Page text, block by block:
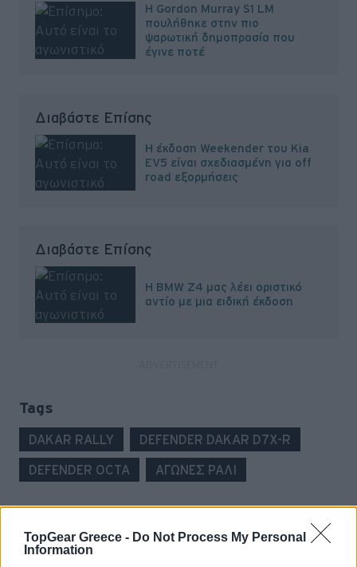
TopGear Greece - Do Not Process My Personal
Information
Η Gordon Murray S1 LM
πουλήθηκε στην πιο
ψαρωτική δημοπρασία που
έγινε ποτέ
Διαβάστε Επίσης
H έκδοση Weekender του Kia
EV5 είναι σχεδιασμένη για off
road εξορμήσεις
Διαβάστε Επίσης
H BMW Z4 μας λέει οριστικό
αντίο με μια ειδική έκδοση
Tags
DAKAR RALLY DEFENDER DAKAR D7X-R
DEFENDER OCTA ΑΓΩΝΕΣ ΡΑΛΙ